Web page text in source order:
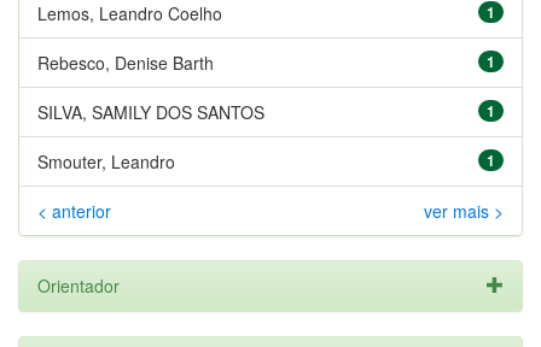
1
Lemos, Leandro Coelho
1
Rebesco, Denise Barth
1
SILVA, SAMILY DOS SANTOS
1
Smouter, Leandro
< anterior ver mais >
Orientador